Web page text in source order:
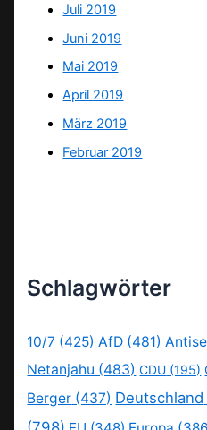
Juli 2019
Juni 2019
Mai 2019
April 2019
März 2019
Februar 2019
Schlagwörter
10/7 (425) AfD (481)
Netanjahu (483) CDU (195)
Berger (437) Deutschland